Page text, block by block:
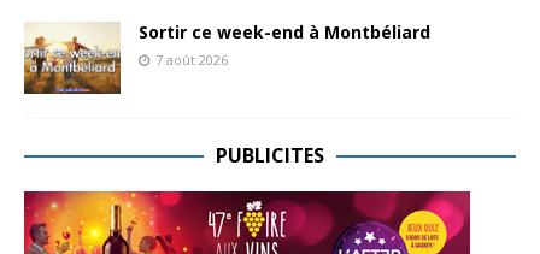
Sortir ce week-end à Montbéliard
7 août 2026
PUBLICITES